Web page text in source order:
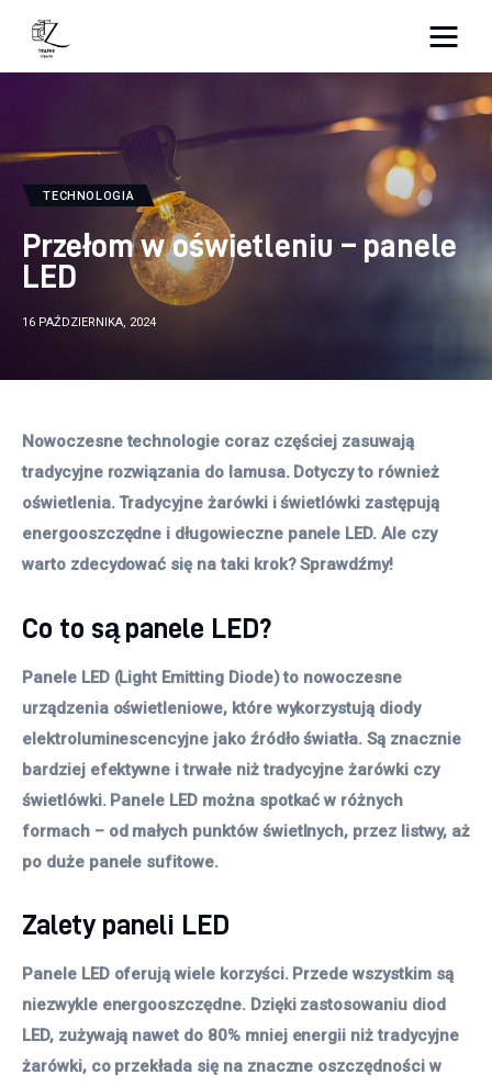
Lifestyle
Zdrowie
Uroda
Dom i ogród
TECHNOLOGIA
Przełom w oświetleniu – panele
LED
16 PAŹDZIERNIKA, 2024
Nowoczesne technologie coraz częściej zasuwają
tradycyjne rozwiązania do lamusa. Dotyczy to również
oświetlenia. Tradycyjne żarówki i świetlówki zastępują
energooszczędne i długowieczne panele LED. Ale czy
warto zdecydować się na taki krok? Sprawdźmy!
Co to są panele LED?
Panele LED (Light Emitting Diode) to nowoczesne
urządzenia oświetleniowe, które wykorzystują diody
elektroluminescencyjne jako źródło światła. Są znacznie
bardziej efektywne i trwałe niż tradycyjne żarówki czy
świetlówki. Panele LED można spotkać w różnych
formach – od małych punktów świetlnych, przez listwy, aż
po duże panele sufitowe.
Zalety paneli LED
Panele LED oferują wiele korzyści. Przede wszystkim są
niezwykle energooszczędne. Dzięki zastosowaniu diod
LED, zużywają nawet do 80% mniej energii niż tradycyjne
żarówki, co przekłada się na znaczne oszczędności w